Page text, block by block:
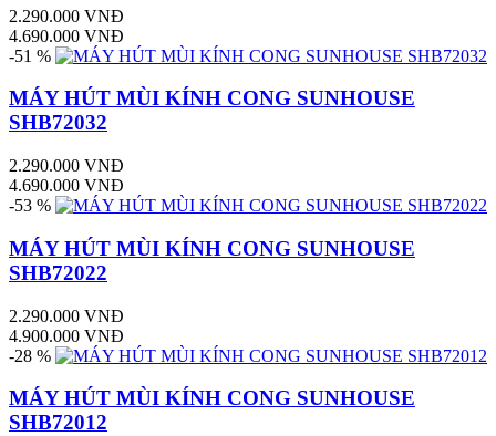
2.290.000 VNĐ
4.690.000 VNĐ
-51 %
MÁY HÚT MÙI KÍNH CONG SUNHOUSE
SHB72032
2.290.000 VNĐ
4.690.000 VNĐ
-53 %
MÁY HÚT MÙI KÍNH CONG SUNHOUSE
SHB72022
2.290.000 VNĐ
4.900.000 VNĐ
-28 %
MÁY HÚT MÙI KÍNH CONG SUNHOUSE
SHB72012